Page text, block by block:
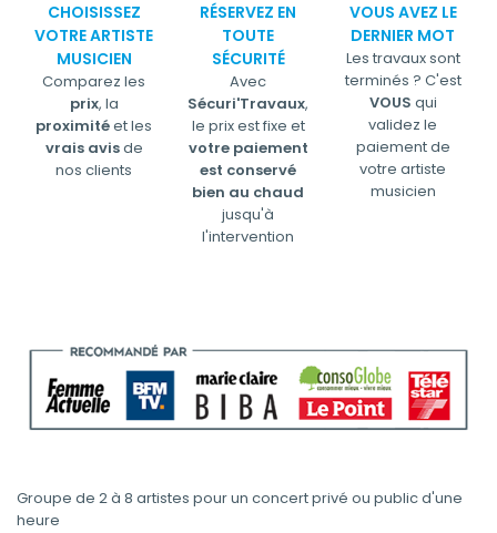
CHOISISSEZ
VOTRE ARTISTE
MUSICIEN
Comparez les
prix, la
proximitéet les
vrais avisde
nos clients
RÉSERVEZ EN
TOUTE
SÉCURITÉ
Avec
Sécuri'Travaux,
le prix est fixe et
votre paiement
est conservé
bien au chaud
jusqu'à
l'intervention
VOUS AVEZ LE
DERNIER MOT
Les travaux sont
terminés ? C'est
VOUS qui
validez le
paiement de
votre artiste
musicien
Groupe de 2 à 8 artistes pour un concert privé ou public d'une
heure